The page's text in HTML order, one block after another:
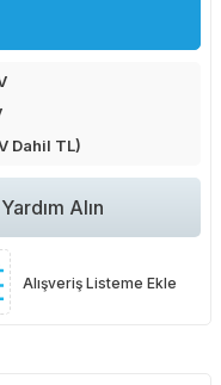
Dahil TL)
Alın
Alışveriş Listeme Ekle